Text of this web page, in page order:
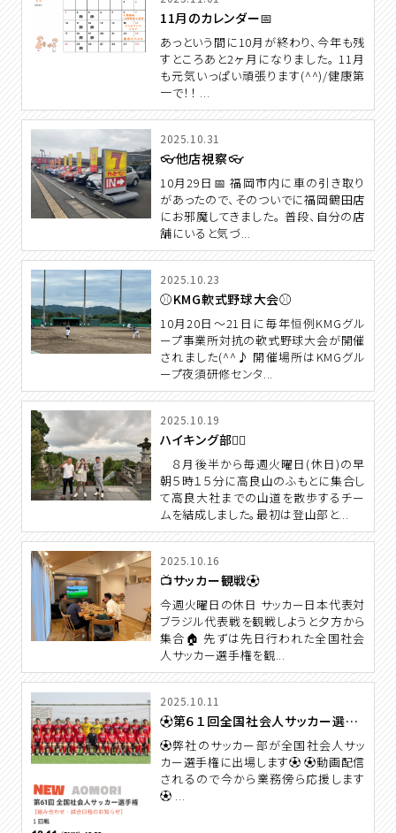
11月のカレンダー📅
あっという間に10月が終わり、今年も残
すところあと2ヶ月になりました。 11月
も元気いっぱい頑張ります(^^)/健康第
一で！！ ...
2025.10.31
👓他店視察👓
10月29日📅 福岡市内に車の引き取り
があったので、そのついでに福岡鶴田店
にお邪魔してきました。 普段、自分の店
舗にいると気づ...
2025.10.23
⚾KMG軟式野球大会⚾
10月20日～21日に毎年恒例KMGグル
ープ事業所対抗の軟式野球大会が開催
されました(^^♪ 開催場所はKMGグル
ープ夜須研修センタ...
2025.10.19
ハイキング部🧗‍♂️
８月後半から毎週火曜日(休日)の早
朝５時１５分に高良山のふもとに集合し
て高良大社までの山道を散歩するチー
ムを結成しました。最初は登山部と...
2025.10.16
📺サッカー観戦⚽
今週火曜日の休日 サッカー日本代表対
ブラジル代表戦を観戦しようと夕方から
集合🏠 先ずは先日行われた全国社会
人サッカー選手権を観...
2025.10.11
⚽第６１回全国社会人サッカー選手権⚽
⚽弊社のサッカー部が全国社会人サッ
カー選手権に出場します⚽ ⚽動画配信
されるので今から業務傍ら応援します
⚽ ...